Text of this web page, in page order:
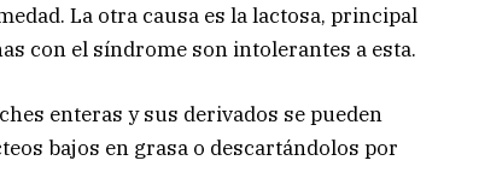
La otra causa es la lactosa, principal
con el síndrome son intolerantes a esta.
enteras y sus derivados se pueden
bajos en grasa o descartándolos por